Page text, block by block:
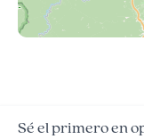
Sé el primero en